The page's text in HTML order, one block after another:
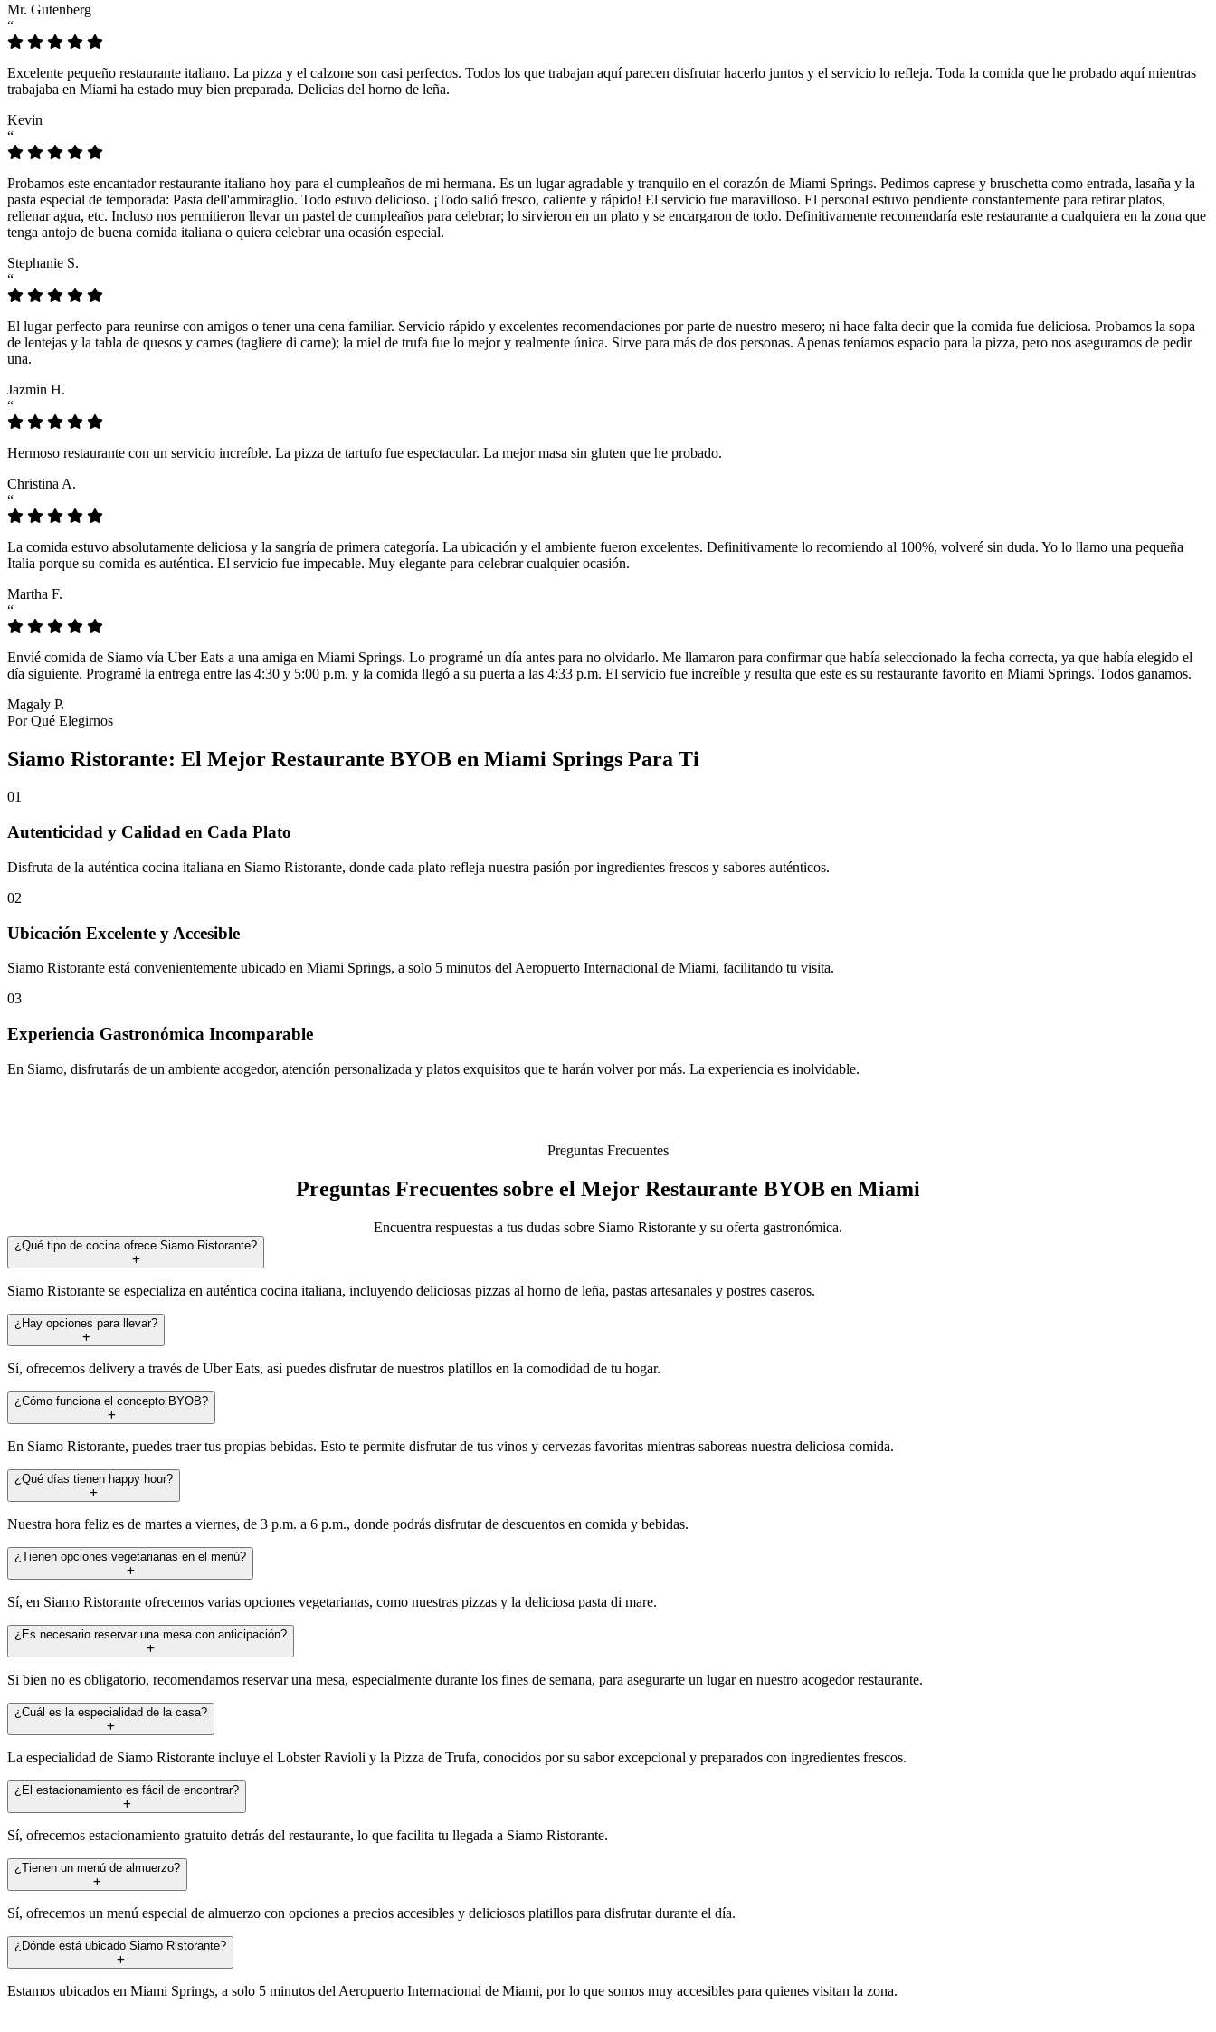
Mr. Gutenberg
“
Excelente pequeño restaurante italiano. La pizza y el calzone son casi perfectos. Todos los que trabajan aquí parecen disfrutar hacerlo juntos y el servicio lo refleja. Toda la comida que he probado aquí mientras
trabajaba en Miami ha estado muy bien preparada. Delicias del horno de leña.
Kevin
“
Probamos este encantador restaurante italiano hoy para el cumpleaños de mi hermana. Es un lugar agradable y tranquilo en el corazón de Miami Springs. Pedimos caprese y bruschetta como entrada, lasaña y la
pasta especial de temporada: Pasta dell'ammiraglio. Todo estuvo delicioso. ¡Todo salió fresco, caliente y rápido! El servicio fue maravilloso. El personal estuvo pendiente constantemente para retirar platos,
rellenar agua, etc. Incluso nos permitieron llevar un pastel de cumpleaños para celebrar; lo sirvieron en un plato y se encargaron de todo. Definitivamente recomendaría este restaurante a cualquiera en la zona que
tenga antojo de buena comida italiana o quiera celebrar una ocasión especial.
Stephanie S.
“
El lugar perfecto para reunirse con amigos o tener una cena familiar. Servicio rápido y excelentes recomendaciones por parte de nuestro mesero; ni hace falta decir que la comida fue deliciosa. Probamos la sopa
de lentejas y la tabla de quesos y carnes (tagliere di carne); la miel de trufa fue lo mejor y realmente única. Sirve para más de dos personas. Apenas teníamos espacio para la pizza, pero nos aseguramos de pedir
una.
Jazmin H.
“
Hermoso restaurante con un servicio increíble. La pizza de tartufo fue espectacular. La mejor masa sin gluten que he probado.
Christina A.
“
La comida estuvo absolutamente deliciosa y la sangría de primera categoría. La ubicación y el ambiente fueron excelentes. Definitivamente lo recomiendo al 100%, volveré sin duda. Yo lo llamo una pequeña
Italia porque su comida es auténtica. El servicio fue impecable. Muy elegante para celebrar cualquier ocasión.
Martha F.
“
Envié comida de Siamo vía Uber Eats a una amiga en Miami Springs. Lo programé un día antes para no olvidarlo. Me llamaron para confirmar que había seleccionado la fecha correcta, ya que había elegido el
día siguiente. Programé la entrega entre las 4:30 y 5:00 p.m. y la comida llegó a su puerta a las 4:33 p.m. El servicio fue increíble y resulta que este es su restaurante favorito en Miami Springs. Todos ganamos.
Magaly P.
Por Qué Elegirnos
Siamo Ristorante: El Mejor Restaurante BYOB en Miami Springs Para Ti
01
Autenticidad y Calidad en Cada Plato
Disfruta de la auténtica cocina italiana en Siamo Ristorante, donde cada plato refleja nuestra pasión por ingredientes frescos y sabores auténticos.
02
Ubicación Excelente y Accesible
Siamo Ristorante está convenientemente ubicado en Miami Springs, a solo 5 minutos del Aeropuerto Internacional de Miami, facilitando tu visita.
03
Experiencia Gastronómica Incomparable
En Siamo, disfrutarás de un ambiente acogedor, atención personalizada y platos exquisitos que te harán volver por más. La experiencia es inolvidable.
Preguntas Frecuentes
Preguntas Frecuentes sobre el Mejor Restaurante BYOB en Miami
Encuentra respuestas a tus dudas sobre Siamo Ristorante y su oferta gastronómica.
¿Qué tipo de cocina ofrece Siamo Ristorante?
Siamo Ristorante se especializa en auténtica cocina italiana, incluyendo deliciosas pizzas al horno de leña, pastas artesanales y postres caseros.
¿Hay opciones para llevar?
Sí, ofrecemos delivery a través de Uber Eats, así puedes disfrutar de nuestros platillos en la comodidad de tu hogar.
¿Cómo funciona el concepto BYOB?
En Siamo Ristorante, puedes traer tus propias bebidas. Esto te permite disfrutar de tus vinos y cervezas favoritas mientras saboreas nuestra deliciosa comida.
¿Qué días tienen happy hour?
Nuestra hora feliz es de martes a viernes, de 3 p.m. a 6 p.m., donde podrás disfrutar de descuentos en comida y bebidas.
¿Tienen opciones vegetarianas en el menú?
Sí, en Siamo Ristorante ofrecemos varias opciones vegetarianas, como nuestras pizzas y la deliciosa pasta di mare.
¿Es necesario reservar una mesa con anticipación?
Si bien no es obligatorio, recomendamos reservar una mesa, especialmente durante los fines de semana, para asegurarte un lugar en nuestro acogedor restaurante.
¿Cuál es la especialidad de la casa?
La especialidad de Siamo Ristorante incluye el Lobster Ravioli y la Pizza de Trufa, conocidos por su sabor excepcional y preparados con ingredientes frescos.
¿El estacionamiento es fácil de encontrar?
Sí, ofrecemos estacionamiento gratuito detrás del restaurante, lo que facilita tu llegada a Siamo Ristorante.
¿Tienen un menú de almuerzo?
Sí, ofrecemos un menú especial de almuerzo con opciones a precios accesibles y deliciosos platillos para disfrutar durante el día.
¿Dónde está ubicado Siamo Ristorante?
Estamos ubicados en Miami Springs, a solo 5 minutos del Aeropuerto Internacional de Miami, por lo que somos muy accesibles para quienes visitan la zona.